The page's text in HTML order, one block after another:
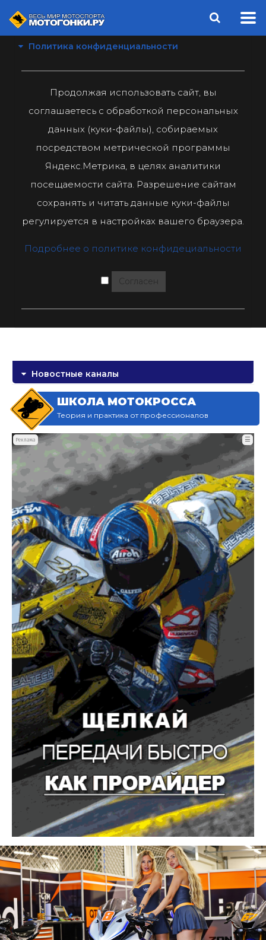
Политика конфиденциальности
Продолжая использовать сайт, вы
соглашаетесь с обработкой персональных
данных (куки-файлы), собираемых
посредством метрической программы
Яндекс.Метрика, в целях аналитики
посещаемости сайта. Разрешение сайтам
сохранять и читать данные куки-файлы
регулируется в настройках вашего браузера.
Подробнее о политике конфидециальности
Согласен
Новостные каналы
ШКОЛА МОТОКРОССА
Теория и практика от профессионалов
Реклама ☰